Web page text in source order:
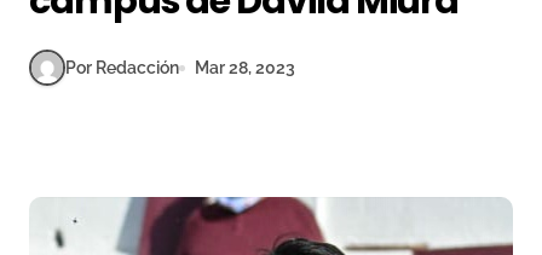
Por Redacción Mar 28, 2023